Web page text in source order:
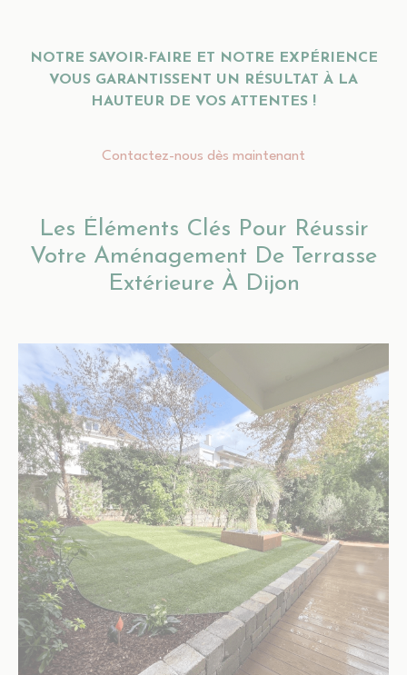
NOTRE SAVOIR-FAIRE ET NOTRE EXPÉRIENCE
VOUS GARANTISSENT UN RÉSULTAT À LA
HAUTEUR DE VOS ATTENTES !
Contactez-nous dès maintenant
Les Éléments Clés Pour Réussir
Votre Aménagement De Terrasse
Extérieure À Dijon